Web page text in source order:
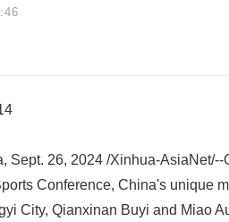
Sept. 26, 2024 /Xinhua-
Conference, China's unique
City, Qianxinan Buyi and Miao